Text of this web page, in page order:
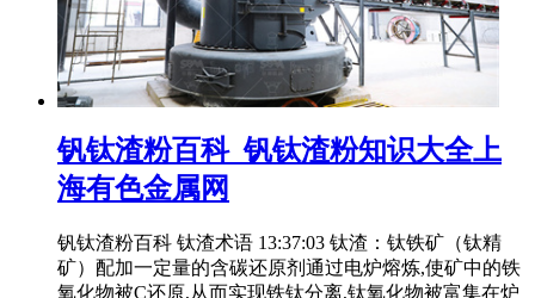
钒钛渣粉百科_钒钛渣粉知识大全上
海有色金属网
钒钛渣粉百科 钛渣术语 13:37:03 钛渣：钛铁矿（钛精
矿）配加一定量的含碳还原剂通过电炉熔炼,使矿中的铁
氧化物被C还原,从而实现铁钛分离,钛氧化物被富集在炉